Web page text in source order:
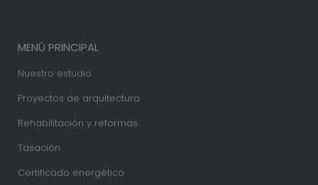
MENÚ PRINCIPAL
Nuestro estudio
Proyectos de arquitectura
Rehabilitación y reformas
Tasación
Certificado energético